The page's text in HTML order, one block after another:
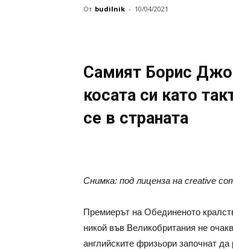
От budilnik - 10/04/2021
Самият Борис
косата си като
се в страната
Снимка: под лиценза на creative
Премиерът на Обединеното
никой във Великобритания не
английските фризьори започнат